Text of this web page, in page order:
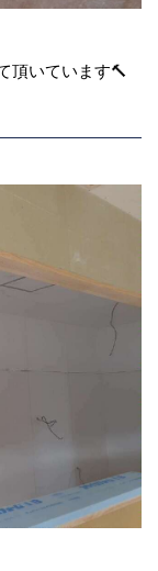
頂いています🔨